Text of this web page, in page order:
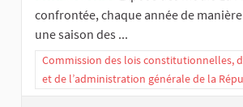
confrontée, chaque année de
une saison des ...
Commission des lois constitutionnelles,
et de l’administration générale de la